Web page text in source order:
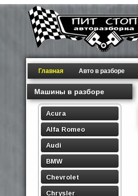
Главная Авто в разборе
Машины в разборе
Acura
Alfa Romeo
Audi
BMW
Chevrolet
Chrysler